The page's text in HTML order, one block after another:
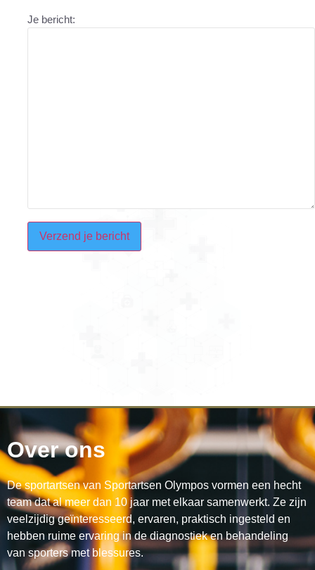
Je bericht:
CAPTCHA
Over ons
De sportartsen van Sportartsen Olympos vormen een hecht
team dat al meer dan 10 jaar met elkaar samenwerkt. Ze zijn
veelzijdig geïnteresseerd, ervaren, praktisch ingesteld en
hebben ruime ervaring in de diagnostiek en behandeling
van sporters met blessures.